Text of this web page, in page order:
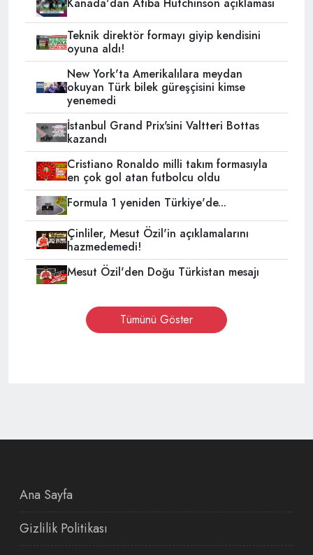
Kanada'dan Atiba Hutchinson açıklaması
Teknik direktör formayı giyip kendisini
oyuna aldı!
New York'ta Amerikalılara meydan
okuyan Türk bilek güreşçisini kimse
yenemedi
İstanbul Grand Prix'sini Valtteri Bottas
kazandı
Cristiano Ronaldo milli takım formasıyla
en çok gol atan futbolcu oldu
Formula 1 yeniden Türkiye'de...
Çinliler, Mesut Özil'in açıklamalarını
hazmedemedi!
Mesut Özil'den Doğu Türkistan mesajı
Tümünü Göster
Ana Sayfa
Gizlilik Politikası